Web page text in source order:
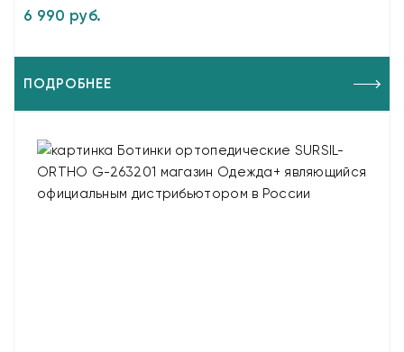
6 990 руб.
ПОДРОБНЕЕ